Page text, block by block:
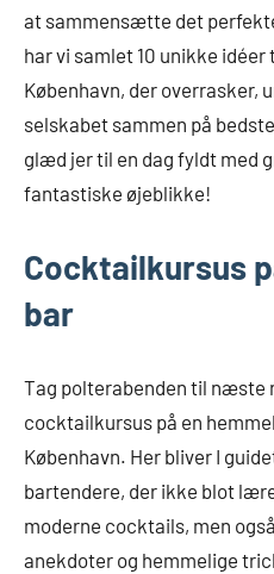
at sammensætte det
har vi samlet 10 unikke idéer
København, der overrasker,
selskabet sammen på
glæd jer til en dag fyldt med
fantastiske øjeblikke!
Cocktailkursus
bar
Tag polterabenden til næste
cocktailkursus på en
København. Her bliver I
bartendere, der ikke blot
moderne cocktails, men
anekdoter og hemmelige